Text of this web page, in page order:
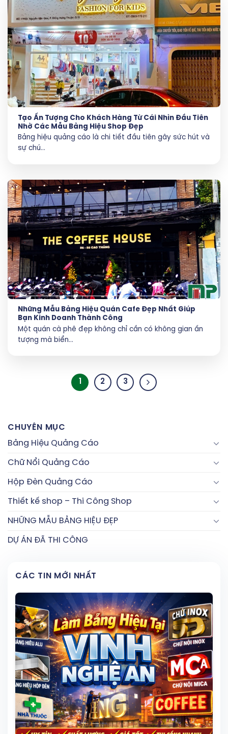
Tạo Ấn Tượng Cho Khách Hàng Từ Cái Nhìn Đầu Tiên
Nhờ Các Mẫu Bảng Hiệu Shop Đẹp
Bảng hiệu quảng cáo là chi tiết đầu tiên gây sức hút và
sự chú...
Những Mẫu Bảng Hiệu Quán Cafe Đẹp Nhất Giúp
Bạn Kinh Doanh Thành Công
Một quán cà phê đẹp không chỉ cần có không gian ấn
tượng mà biển...
1 2 3
CHUYÊN MỤC
Bảng Hiệu Quảng Cáo
Chữ Nổi Quảng Cáo
Hộp Đèn Quảng Cáo
Thiết kế shop – Thi Công Shop
NHỮNG MẪU BẢNG HIỆU ĐẸP
DỰ ÁN ĐÃ THI CÔNG
CÁC TIN MỚI NHẤT